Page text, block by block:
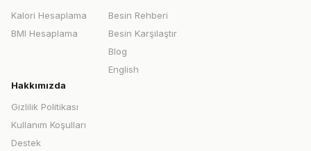
Kalori Hesaplama
BMI Hesaplama
Besin Rehberi
Besin Karşılaştır
Blog
English
Hakkımızda
Gizlilik Politikası
Kullanım Koşulları
Destek